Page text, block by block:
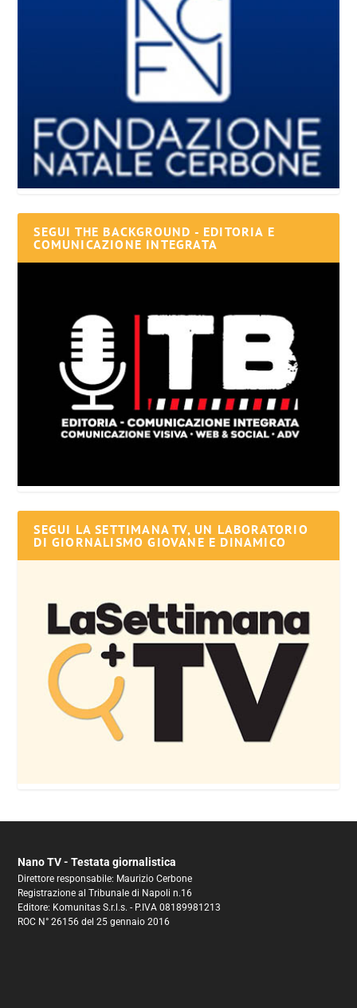
SEGUI THE BACKGROUND - EDITORIA E
COMUNICAZIONE INTEGRATA
SEGUI LA SETTIMANA TV, UN LABORATORIO
DI GIORNALISMO GIOVANE E DINAMICO
Nano TV - Testata giornalistica
Direttore responsabile: Maurizio Cerbone
Registrazione al Tribunale di Napoli n.16
Editore: Komunitas S.r.l.s. - P.IVA 08189981213
ROC N° 26156 del 25 gennaio 2016